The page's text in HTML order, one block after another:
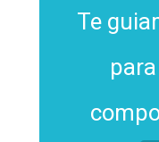
Te